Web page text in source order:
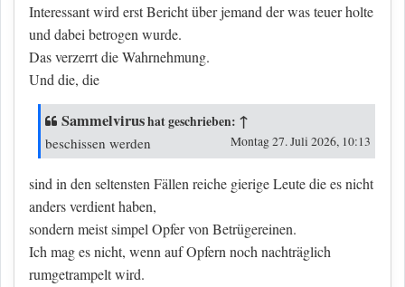
Interessant wird erst Bericht über jemand der was teuer holte
und dabei betrogen wurde.
Das verzerrt die Wahrnehmung.
Und die, die
Sammelvirushat geschrieben: ↑
Montag 27. Juli 2026, 10:13
beschissen werden
sind in den seltensten Fällen reiche gierige Leute die es nicht
anders verdient haben,
sondern meist simpel Opfer von Betrügereinen.
Ich mag es nicht, wenn auf Opfern noch nachträglich
rumgetrampelt wird.